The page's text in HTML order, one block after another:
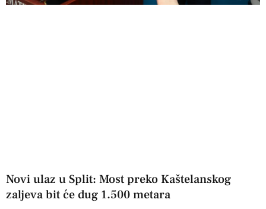
Novi ulaz u Split: Most preko Kaštelanskog
zaljeva bit će dug 1.500 metara